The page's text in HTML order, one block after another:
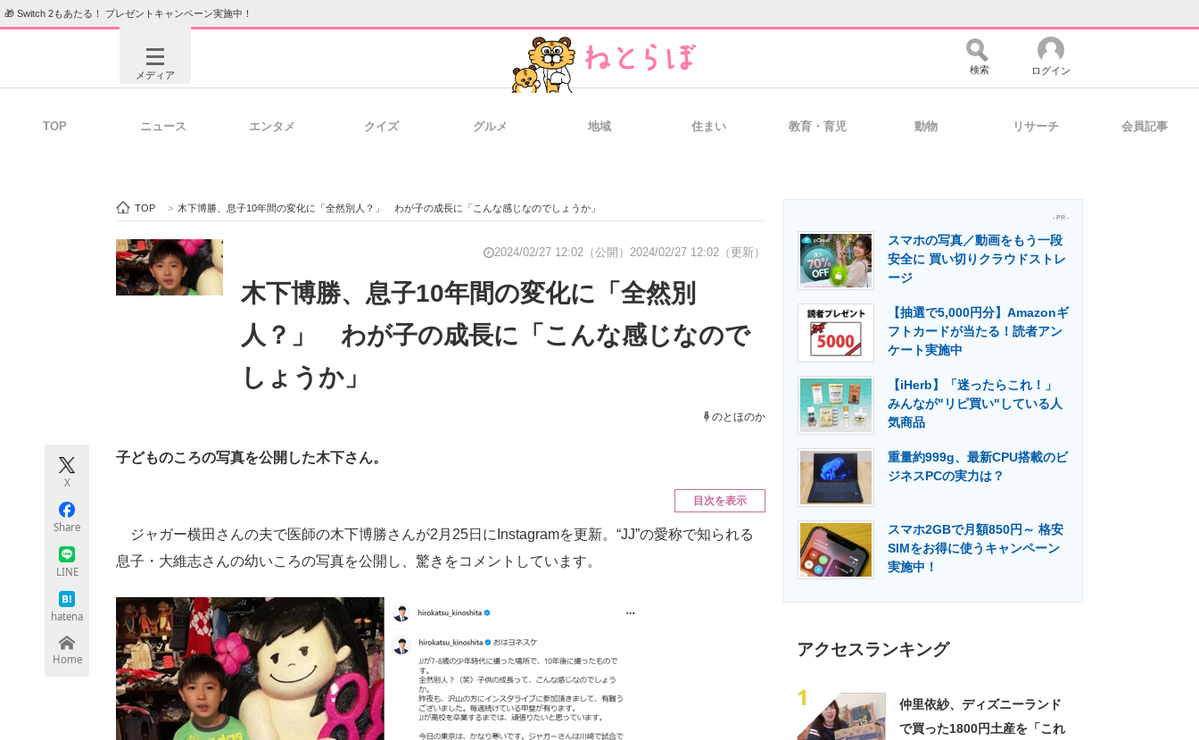
🎁 Switch 2もあたる！ プレゼントキャンペーン実施中！
メディア
ビジネスと働き方のヒント 経営リーダーのコミュニティ マーケ×ITの今がよく分かる
ITエンジニア向け専門サイト 企業向けIT製品の総合サイト IT製品の技術・比較・事例 製造業のIT導入・活用を支援
エネルギーの専門メディア 建設×テクノロジーの最前線
検索 ログイン
TOP ニュース エンタメ クイズ グルメ 地域 住まい 教育・育児 動物 リサーチ 会員記事
TOP > 木下博勝、息子10年間の変化に「全然別人？」 わが子の成長に「こんな感じなのでしょうか」
2024/02/27 12:02（公開） 2024/02/27 12:02（更新）
木下博勝、息子10年間の変化に「全然別
人？」 わが子の成長に「こんな感じなので
しょうか」
のとほのか
X
Share
LINE
hatena
Home
子どものころの写真を公開した木下さん。
目次を表示
ジャガー横田さんの夫で医師の木下博勝さんが2月25日にInstagramを更新。“JJ”の愛称で知られる
息子・大維志さんの幼いころの写真を公開し、驚きをコメントしています。
- PR -
スマホの写真／動画をもう一段
安全に 買い切りクラウドストレ
ージ
【抽選で5,000円分】Amazonギ
フトカードが当たる！読者アン
ケート実施中
【iHerb】「迷ったらこれ！」
みんなが"リピ買い"している人
気商品
重量約999g、最新CPU搭載のビ
ジネスPCの実力は？
スマホ2GBで月額850円～ 格安
SIMをお得に使うキャンペーン
実施中！
アクセスランキング
1
仲里依紗、ディズニーランド
で買った1800円土産を「これ